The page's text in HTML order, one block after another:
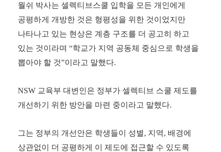
월쉬 박사는 셀렉티브스쿨 입학을 모든 개인에게
공평하게 개방한 것은 형평성을 위한 것이었지만
나타나고 있는 현상은 계층 구조를 더 공고히 하고
있는 것이라며 “학교가 지역 공동체 중심으로 학생을
뽑아야 할 것”이라고 말했다.
NSW 교육부 대변인은 정부가 셀렉티브 스쿨 제도를
개선하기 위한 방안을 마련 중이라고 말했다.
그는 정부의 개선안은 학생들이 성별, 지역, 배경에
상관없이 더 공평하게 이 제도에 접근할 수 있도록